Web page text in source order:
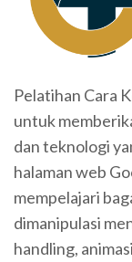
Pelatihan Cara
untuk
dan teknologi
halaman web
mempelajari
dimanipulasi
handling,